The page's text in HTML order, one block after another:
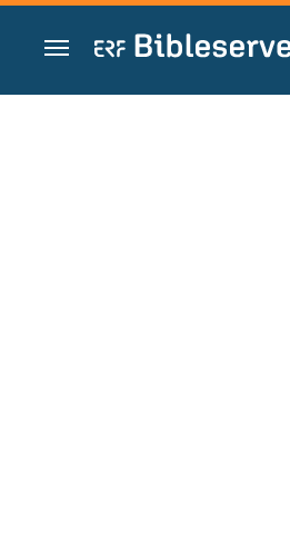
Aller vers contenu